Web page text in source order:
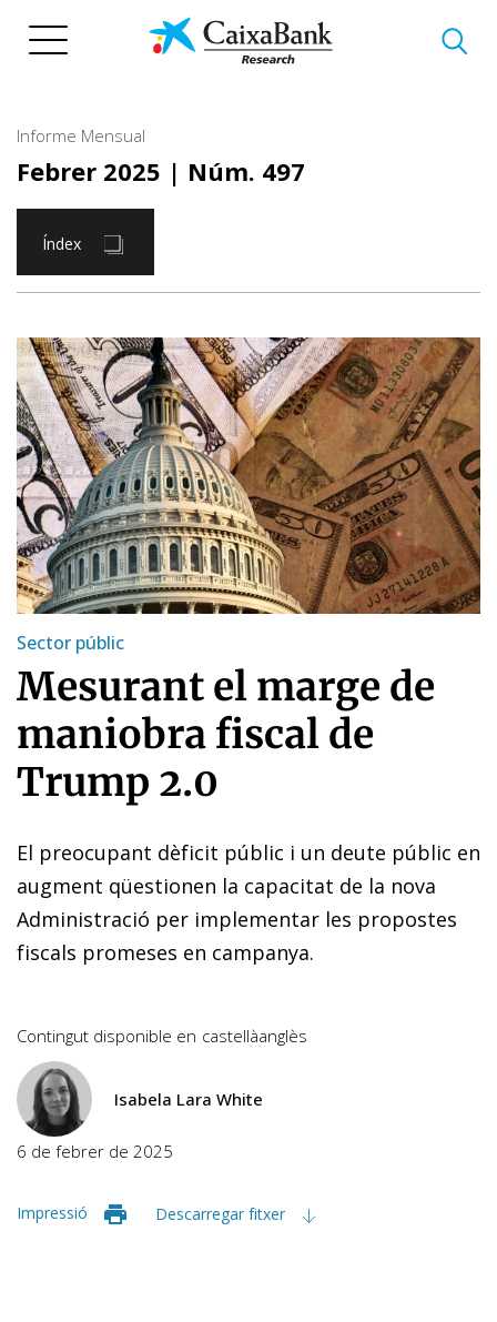
Informe Mensual
Febrer 2025 | Núm. 497
Índex
Sector públic
Mesurant el marge de
maniobra fiscal de
Trump 2.0
El preocupant dèficit públic i un deute públic en
augment qüestionen la capacitat de la nova
Administració per implementar les propostes
fiscals promeses en campanya.
Contingut disponible en castellàanglès
Isabela Lara White
6 de febrer de 2025
Impressió Descarregar fitxer